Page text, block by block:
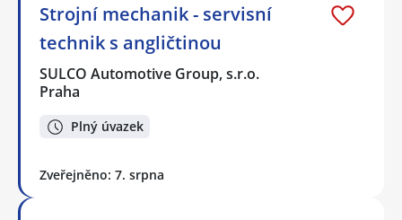
Strojní mechanik - servisní
technik s angličtinou
SULCO Automotive Group, s.r.o.
Praha
Plný úvazek
Zveřejněno: 7. srpna